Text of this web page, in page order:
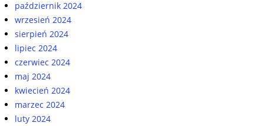
październik 2024
wrzesień 2024
sierpień 2024
lipiec 2024
czerwiec 2024
maj 2024
kwiecień 2024
marzec 2024
luty 2024